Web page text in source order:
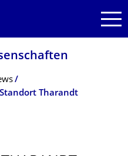
Tharandt